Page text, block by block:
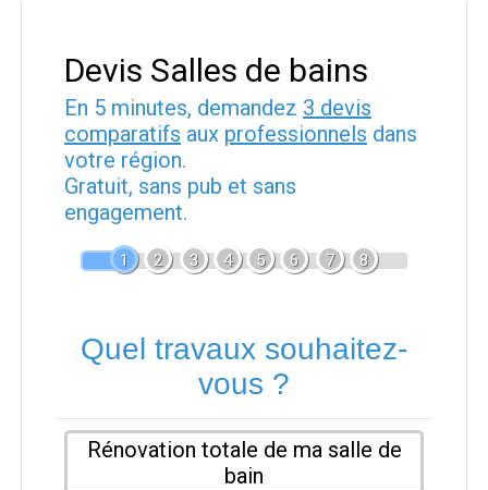
Devis Salles de bains
En 5 minutes, demandez 3 devis
comparatifs aux professionnels dans
votre région.
Gratuit, sans pub et sans
engagement.
1 2 3 4 5 6 7 8
Quel travaux souhaitez-
vous ?
Rénovation totale de ma salle de
bain